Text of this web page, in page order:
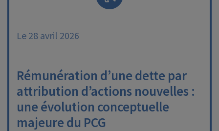
Le 28 avril 2026
Rémunération d’une dette par
attribution d’actions nouvelles :
une évolution conceptuelle
majeure du PCG